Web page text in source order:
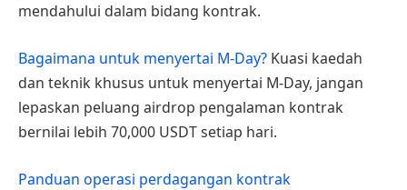
mendahului dalam bidang kontrak.
Bagaimana untuk menyertai M-Day? Kuasi kaedah
dan teknik khusus untuk menyertai M-Day, jangan
lepaskan peluang airdrop pengalaman kontrak
bernilai lebih 70,000 USDT setiap hari.
Panduan operasi perdagangan kontrak